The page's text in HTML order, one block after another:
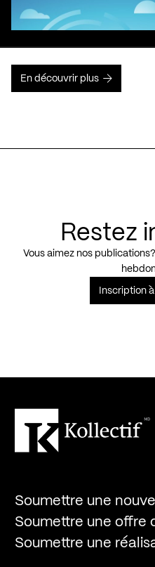
En découvrir plus
Restez
Vous aimez nos
Inscription
Soumettre une
Soumettre une offre
Soumettre une